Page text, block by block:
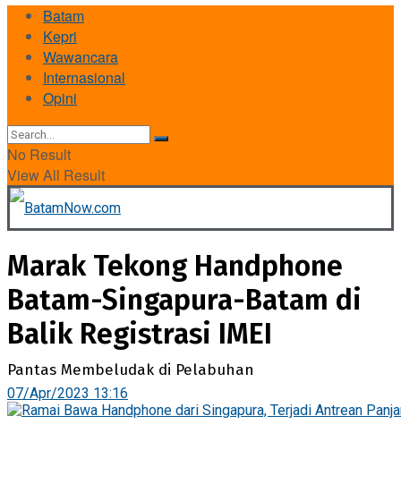
Batam
Kepri
Wawancara
Internasional
Opini
No Result
View All Result
Marak Tekong Handphone
Batam-Singapura-Batam di
Balik Registrasi IMEI
Pantas Membeludak di Pelabuhan
07/Apr/2023 13:16